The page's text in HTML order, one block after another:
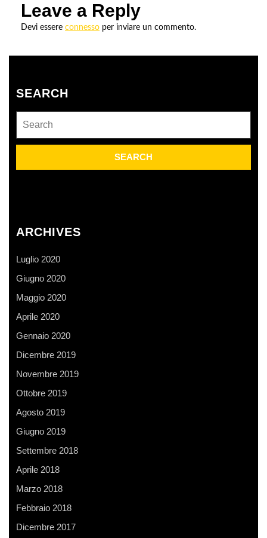
Leave a Reply
Devi essere connesso per inviare un commento.
SEARCH
for:
ARCHIVES
Luglio 2020
Giugno 2020
Maggio 2020
Aprile 2020
Gennaio 2020
Dicembre 2019
Novembre 2019
Ottobre 2019
Agosto 2019
Giugno 2019
Settembre 2018
Aprile 2018
Marzo 2018
Febbraio 2018
Dicembre 2017